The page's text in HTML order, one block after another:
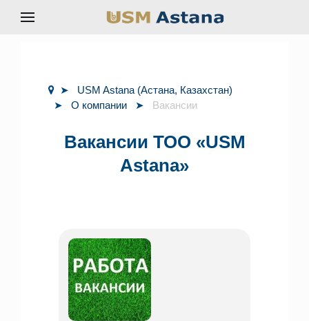
USM Astana (Астана, Казахстан)
О компании
Вакансии
Вакансии ТОО «USM
Astana»